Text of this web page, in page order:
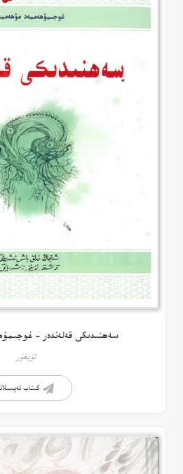
سەھنىدىكى قەلەندەر –
ئۇيغۇر
كىتاب